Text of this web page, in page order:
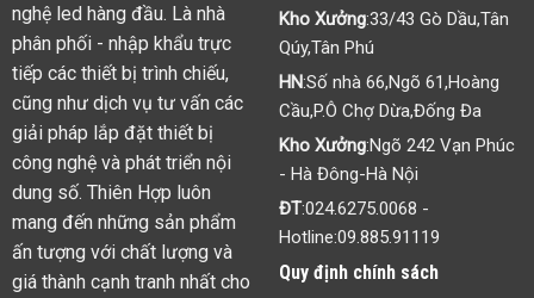
nghệ led hàng đầu. Là nhà
phân phối - nhập khẩu trực
tiếp các thiết bị trình chiếu,
cũng như dịch vụ tư vấn các
giải pháp lắp đặt thiết bị
công nghệ và phát triển nội
dung số. Thiên Hợp luôn
mang đến những sản phẩm
ấn tượng với chất lượng và
giá thành cạnh tranh nhất cho
Kho Xưởng:33/43 Gò Dầu,Tân
Qúy,Tân Phú
HN:Số nhà 66,Ngõ 61,Hoàng
Cầu,P.Ô Chợ Dừa,Đống Đa
Kho Xưởng:Ngõ 242 Vạn Phúc
- Hà Đông-Hà Nội
ĐT:024.6275.0068 -
Hotline:09.885.91119
Quy định chính sách